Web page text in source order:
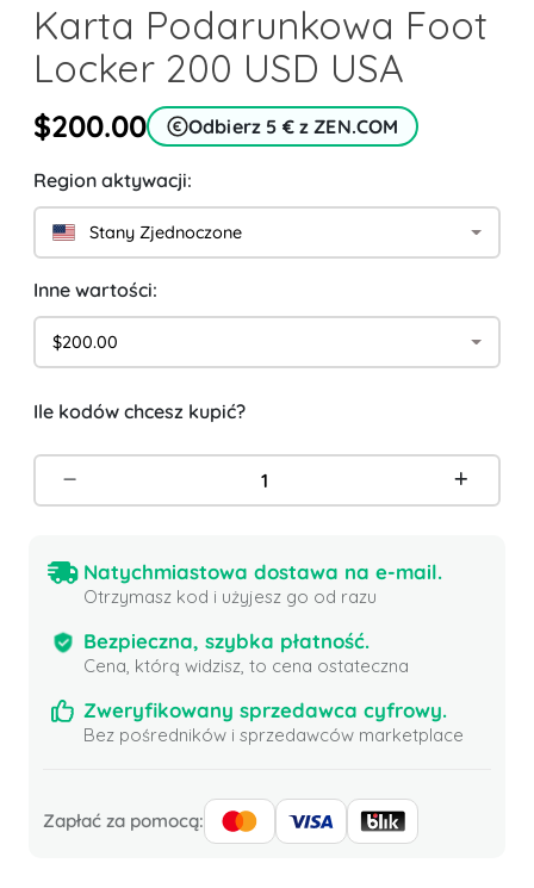
Karta Podarunkowa Foot
Locker 200 USD USA
$200.00 Odbierz 5 € z ZEN.COM
Region aktywacji:
Stany Zjednoczone
Inne wartości:
$200.00
Ile kodów chcesz kupić?
Natychmiastowa dostawa na e-mail.
Otrzymasz kod i użyjesz go od razu
Bezpieczna, szybka płatność.
Cena, którą widzisz, to cena ostateczna
Zweryfikowany sprzedawca cyfrowy.
Bez pośredników i sprzedawców marketplace
Zapłać za pomocą: